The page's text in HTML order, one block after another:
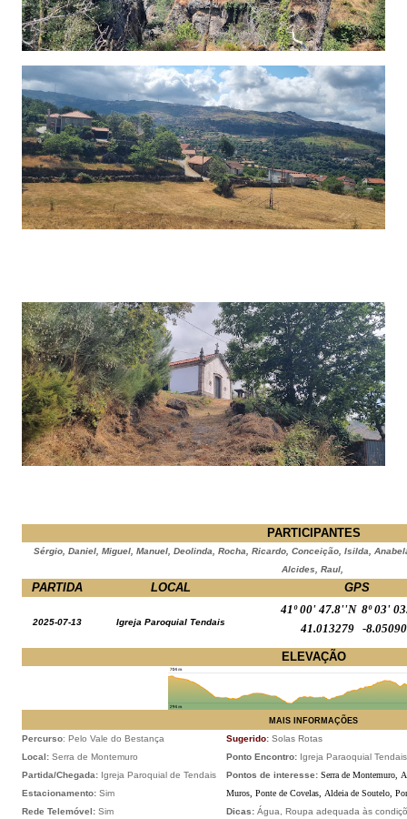
PARTICIPANTES
Sérgio, Daniel, Miguel, Manuel, Deolinda, Rocha, Ricardo, Conceição, Isilda,
Alcides, Raul,
PARTIDA LOCAL GPS
2025-07-13 Igreja Paroquial Tendais
41º 00' 47.8''N 8º 03'
41.013279 -
ELEVAÇÃO
MAIS INFORMAÇÕES
Percurso: Pelo Vale do Bestança
Local: Serra de Montemuro
Partida/Chegada: Igreja Paroquial de Tendais
Estacionamento: Sim
Rede Telemóvel: Sim
Sugerido: Solas Rotas
Ponto Encontro: Igreja Paraoquial Tendais
Pontos de interesse: Serra de Montemuro,
Muros, Ponte de Covelas, Aldeia de Soutelo,
Dicas: Água, Roupa adequada às